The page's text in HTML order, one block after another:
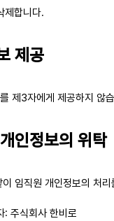
제합니다.
제공
제3자에게 제공하지 않
인정보의 위탁
임직원 개인정보의 처
: 주식회사 한비로